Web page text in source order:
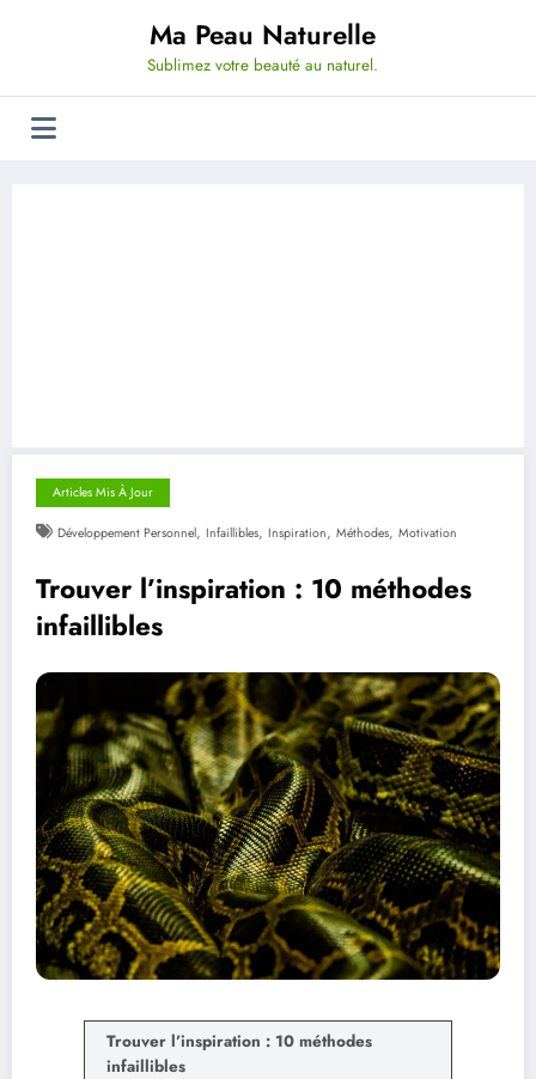
Ma Peau Naturelle
Sublimez votre beauté au naturel.
Articles Mis À Jour
Développement Personnel, Infaillibles, Inspiration, Méthodes, Motivation
Trouver l’inspiration : 10 méthodes
infaillibles
Trouver l’inspiration : 10 méthodes
infaillibles